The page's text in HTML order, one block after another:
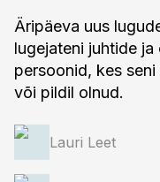
Äripäeva uus
lugejateni juhtide
persoonid, kes
või pildil olnud.
Lauri Leet